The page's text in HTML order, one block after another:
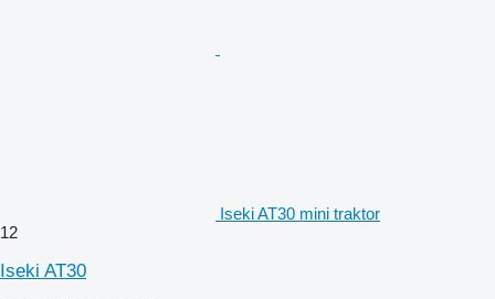
Iseki AT30 mini traktor
12
Iseki AT30